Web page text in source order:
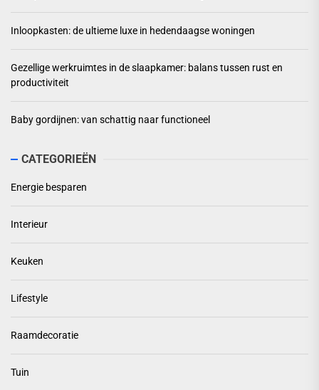
Inloopkasten: de ultieme luxe in hedendaagse woningen
Gezellige werkruimtes in de slaapkamer: balans tussen rust en
productiviteit
Baby gordijnen: van schattig naar functioneel
CATEGORIEËN
Energie besparen
Interieur
Keuken
Lifestyle
Raamdecoratie
Tuin